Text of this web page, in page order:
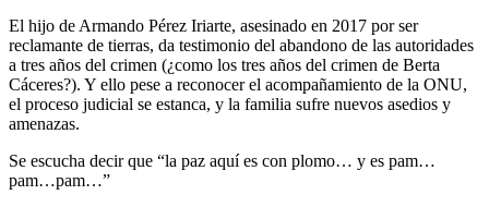
El hijo de Armando Pérez Iriarte, asesinado en 2017 por ser
reclamante de tierras, da testimonio del abandono de las autoridades
a tres años del crimen (¿como los tres años del crimen de Berta
Cáceres?). Y ello pese a reconocer el acompañamiento de la ONU,
el proceso judicial se estanca, y la familia sufre nuevos asedios y
amenazas.
Se escucha decir que “la paz aquí es con plomo… y es pam…
pam…pam…”